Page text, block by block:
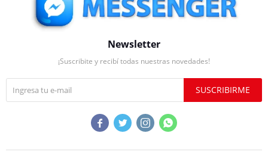
Newsletter
¡Suscribite y recibí todas nuestras novedades!
SUSCRIBIRME
   